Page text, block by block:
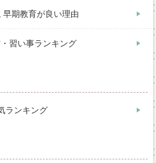
期教育が良い理由
習い事ランキング
ランキング